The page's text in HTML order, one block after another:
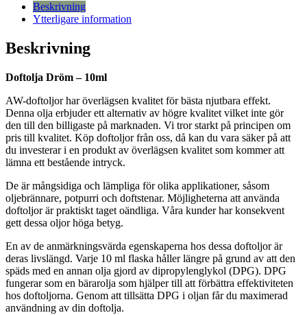
Beskrivning
Ytterligare information
Beskrivning
Doftolja Dröm – 10ml
AW-doftoljor har överlägsen kvalitet för bästa njutbara effekt.
Denna olja erbjuder ett alternativ av högre kvalitet vilket inte gör
den till den billigaste på marknaden. Vi tror starkt på principen om
pris till kvalitet. Köp doftoljor från oss, då kan du vara säker på att
du investerar i en produkt av överlägsen kvalitet som kommer att
lämna ett bestående intryck.
De är mångsidiga och lämpliga för olika applikationer, såsom
oljebrännare, potpurri och doftstenar. Möjligheterna att använda
doftoljor är praktiskt taget oändliga. Våra kunder har konsekvent
gett dessa oljor höga betyg.
En av de anmärkningsvärda egenskaperna hos dessa doftoljor är
deras livslängd. Varje 10 ml flaska håller längre på grund av att den
späds med en annan olja gjord av dipropylenglykol (DPG). DPG
fungerar som en bärarolja som hjälper till att förbättra effektiviteten
hos doftoljorna. Genom att tillsätta DPG i oljan får du maximerad
användning av din doftolja.